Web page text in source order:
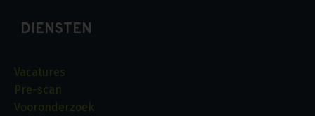
DIENSTEN
Vacatures
Pre-scan
Vooronderzoek